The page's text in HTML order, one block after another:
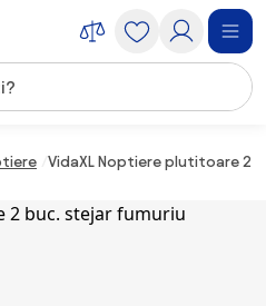
VidaXL Noptiere plutitoare 2